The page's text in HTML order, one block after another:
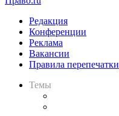
Редакция
Конференции
Реклама
Вакансии
Правила перепечатки
Темы